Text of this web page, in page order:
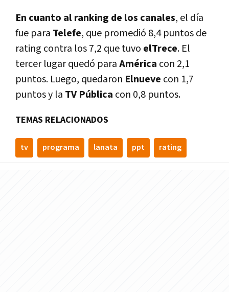
En cuanto al ranking de los canales, el dí­a
fue para Telefe, que promedió 8,4 puntos de
rating contra los 7,2 que tuvo elTrece. El
tercer lugar quedó paraAmérica con 2,1
puntos. Luego, quedaron Elnueve con 1,7
puntos y la TV Pública con 0,8 puntos.
TEMAS RELACIONADOS
tv programa lanata ppt rating